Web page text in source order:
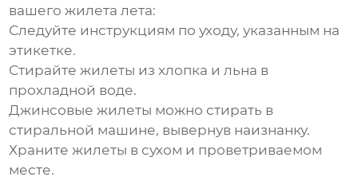
вашегожилета лета:
Следуйте инструкциям по уходу, указанным на
этикетке.
Стирайте жилеты из хлопка и льна в
прохладной воде.
Джинсовые жилеты можно стирать в
стиральной машине, вывернув наизнанку.
Храните жилеты в сухом и проветриваемом
месте.